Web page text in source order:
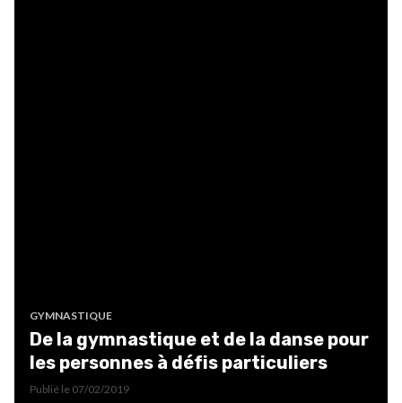
GYMNASTIQUE
De la gymnastique et de la danse pour
les personnes à défis particuliers
Publié le 07/02/2019